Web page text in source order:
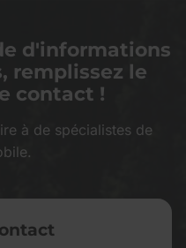
d'informations
remplissez le
contact !
à de spécialistes de